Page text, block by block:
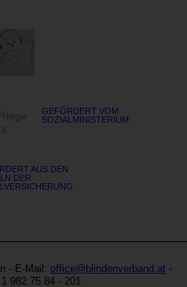
GEFÖRDERT VOM
SOZIALMINISTERIUM
AUS DEN
DER
und
Sehbehindertenverband
Austria
- E-Mail: office@blindenverband.at -
982 75 84 - 201